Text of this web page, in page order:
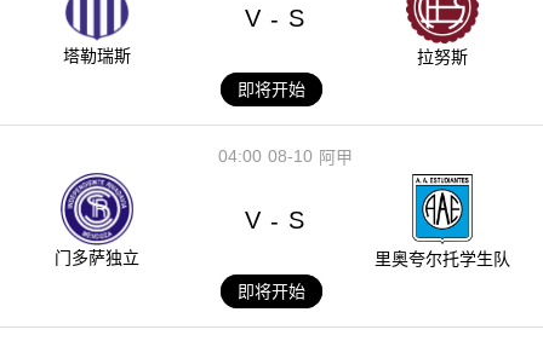
塔勒瑞斯
V - S
拉努斯
即将开始
08-10
04:00 阿甲
门多萨独立
V - S
里奥夸尔托学生队
即将开始